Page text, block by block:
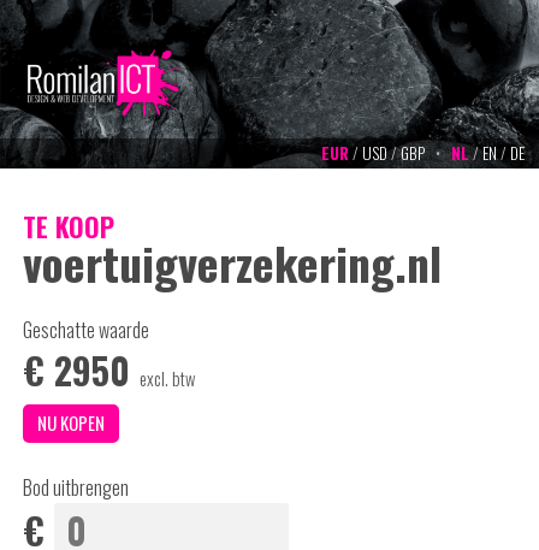
EUR/ USD/GBP•NL/EN/ DE
TE KOOP
voertuigverzekering.nl
Geschatte waarde
€ 2950 excl. btw
Bod uitbrengen
€